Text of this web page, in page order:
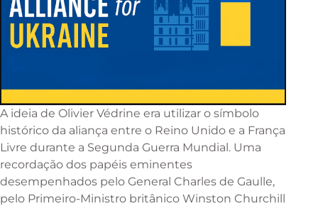
A ideia de Olivier Védrine era utilizar o símbolo
histórico da aliança entre o Reino Unido e a França
Livre durante a Segunda Guerra Mundial. Uma
recordação dos papéis eminentes
desempenhados pelo General Charles de Gaulle,
pelo Primeiro-Ministro britânico Winston Churchill